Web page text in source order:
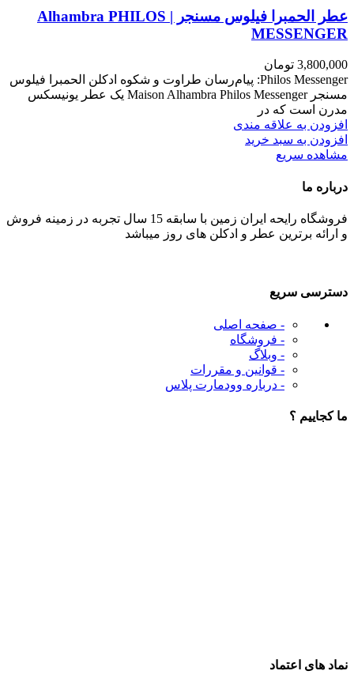
عطر الحمبرا فیلوس مسنجر | Alhambra PHILOS
MESSENGER
3,800,000 تومان
Philos Messenger: پیام‌رسان طراوت و شکوه ادکلن الحمبرا فیلوس
مسنجر Maison Alhambra Philos Messenger یک عطر یونیسکس
مدرن است که در
افزودن به علاقه مندی
افزودن به سبد خرید
مشاهده سریع
درباره ما
فروشگاه رایحه ایران زمین با سابقه 15 سال تجربه در زمینه فروش
و ارائه برترین عطر و ادکلن های روز میباشد
دسترسی سریع
- صفحه اصلی
- فروشگاه
- وبلاگ
- قوانین و مقررات
- درباره وودمارت پلاس
ما کجاییم ؟
نماد های اعتماد